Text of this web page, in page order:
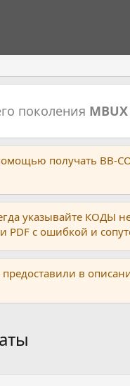
поколения MBUX
получать BB-
указывайте КОДЫ
PDF с ошибкой и
в